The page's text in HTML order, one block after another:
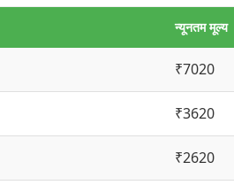
न्यूनतम मूल्य
₹7020
₹3620
₹2620